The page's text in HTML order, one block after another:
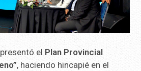
el Plan Provincial
, haciendo hincapié en el